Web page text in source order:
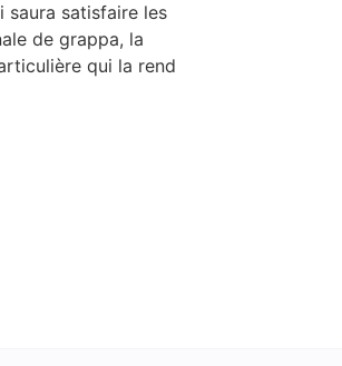
saura satisfaire les
de grappa, la
qui la rend